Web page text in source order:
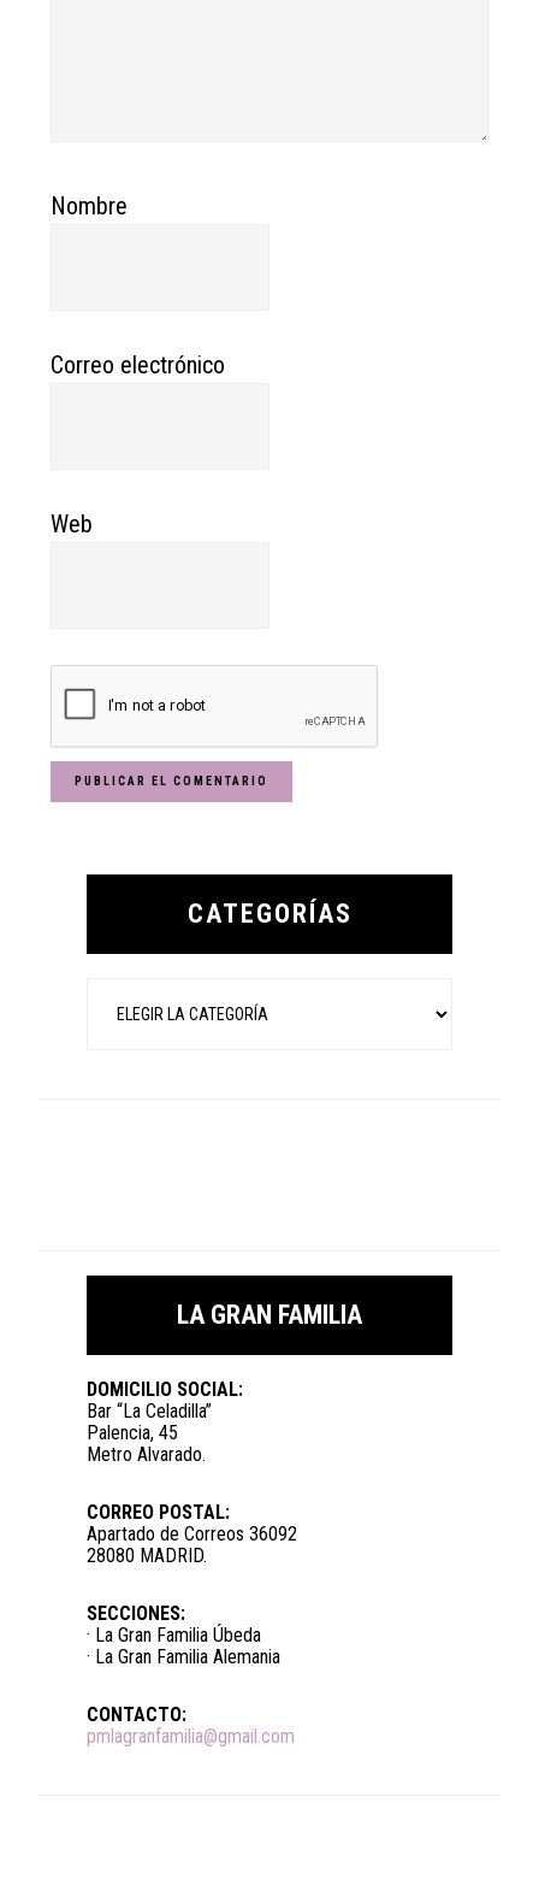
Nombre
Correo electrónico
Web
Primary
CATEGORÍAS
LA GRAN FAMILIA
DOMICILIO SOCIAL:
Bar “La Celadilla”
Palencia, 45
Metro Alvarado.
CORREO POSTAL:
Apartado de Correos 36092
28080 MADRID.
SECCIONES:
· La Gran Familia Úbeda
· La Gran Familia Alemania
CONTACTO:
pmlagranfamilia@gmail.com